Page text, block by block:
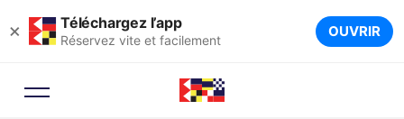
× Téléchargez l’app
Réservez vite et facilement OUVRIR